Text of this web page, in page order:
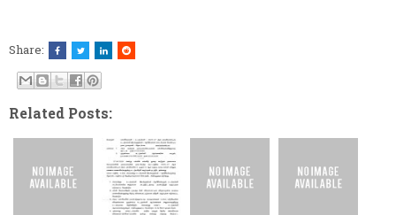
Share:
Related Posts: